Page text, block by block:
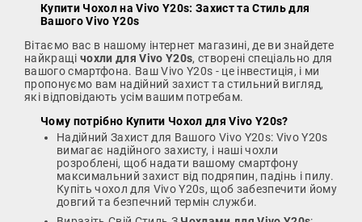
Купити Чохол на Vivo Y20s: Захист та Стиль для
Вашого Vivo Y20s
Вітаємо вас в нашому інтернет магазині, де ви знайдете
найкращі чохли для Vivo Y20s, створені спеціально для
вашого смартфона. Ваш Vivo Y20s - це інвестиція, і ми
пропонуємо вам надійний захист та стильний вигляд,
які відповідають усім вашим потребам.
Чому потрібно Купити Чохол для Vivo Y20s?
Надійний Захист для Вашого Vivo Y20s: Vivo Y20s
вимагає надійного захисту, і наші чохли
розроблені, щоб надати вашому смартфону
максимальний захист від подряпин, падінь і пилу.
Купіть чохол для Vivo Y20s, щоб забезпечити йому
довгий та безпечний термін служби.